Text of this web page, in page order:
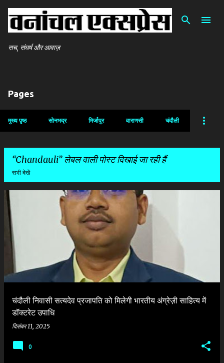
सीधे मुख्य सामग्री पर जाएं
सच, संघर्ष और आवाज़
Pages
मुख्य पृष्ठ सोनभद्र मिर्जापुर वाराणसी चंदौली
Chandauli लेबल वाली पोस्ट दिखाई जा रही हैं
सभी देखें
सं
चंदौली निवासी सत्यदेव प्रजापति को मिलेगी भारतीय अंग्रेज़ी साहित्य में
डॉक्टरेट उपाधि
दिसंबर 11, 2025
0